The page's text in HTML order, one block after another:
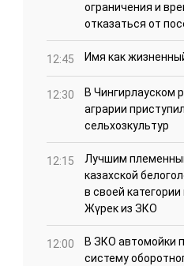
ограничения и
отказаться от
12:45 Имя как
12:30
В Чингирлауском
аграрии
сельхозкультур
12:15
Лучшим
казахской
в своей категории
Жүрек из ЗКО
12:00
В ЗКО автомойки
систему